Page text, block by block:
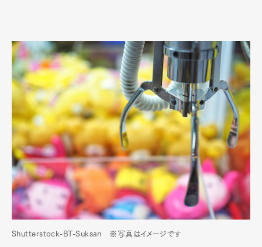
Shutterstock-BT-Suksan ※写真はイメージです